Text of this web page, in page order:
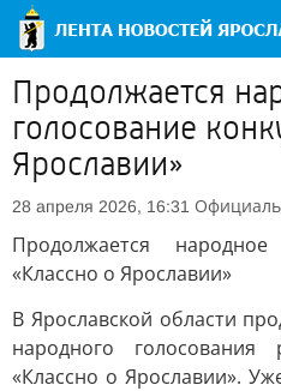
Продолжается
голосование
Ярославии»
28 апреля 2026, 16:31
Продолжается
«Классно о Ярославии»
В Ярославской области
народного голосования
«Классно о Ярославии».